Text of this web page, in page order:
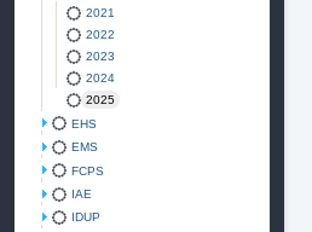
2021
2022
2023
2024
2025
EHS
EMS
FCPS
IAE
IDUP